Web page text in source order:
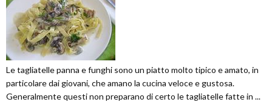
Le tagliatelle panna e funghi sono un piatto molto tipico e amato, in
particolare dai giovani, che amano la cucina veloce e gustosa.
Generalmente questi non preparano di certo le tagliatelle fatte in ...